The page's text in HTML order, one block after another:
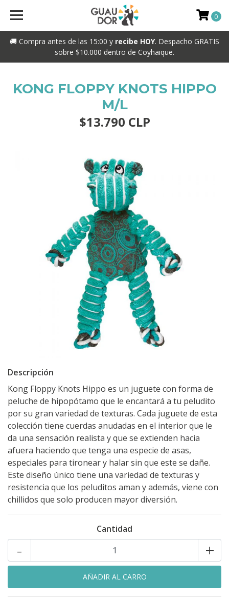
🚚 Compra antes de las 15:00 y recibe HOY. Despacho GRATIS
sobre $10.000 dentro de Coyhaique.
0
KONG FLOPPY KNOTS HIPPO
M/L
$13.790 CLP
Descripción
Kong Floppy Knots Hippo es un juguete con forma de
peluche de hipopótamo que le encantará a tu peludito
por su gran variedad de texturas. Cada juguete de esta
colección tiene cuerdas anudadas en el interior que le
da una sensación realista y que se extienden hacia
afuera haciendo que tenga una especie de asas,
especiales para tironear y halar sin que este se dañe.
Este diseño único tiene una variedad de texturas y
resistencia que los peluditos aman y además, viene con
chillidos que solo producen mayor diversión.
Cantidad
+
-